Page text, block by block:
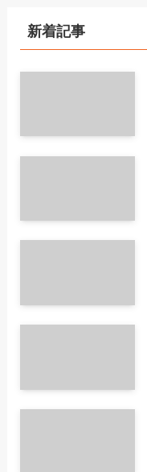
新着記事